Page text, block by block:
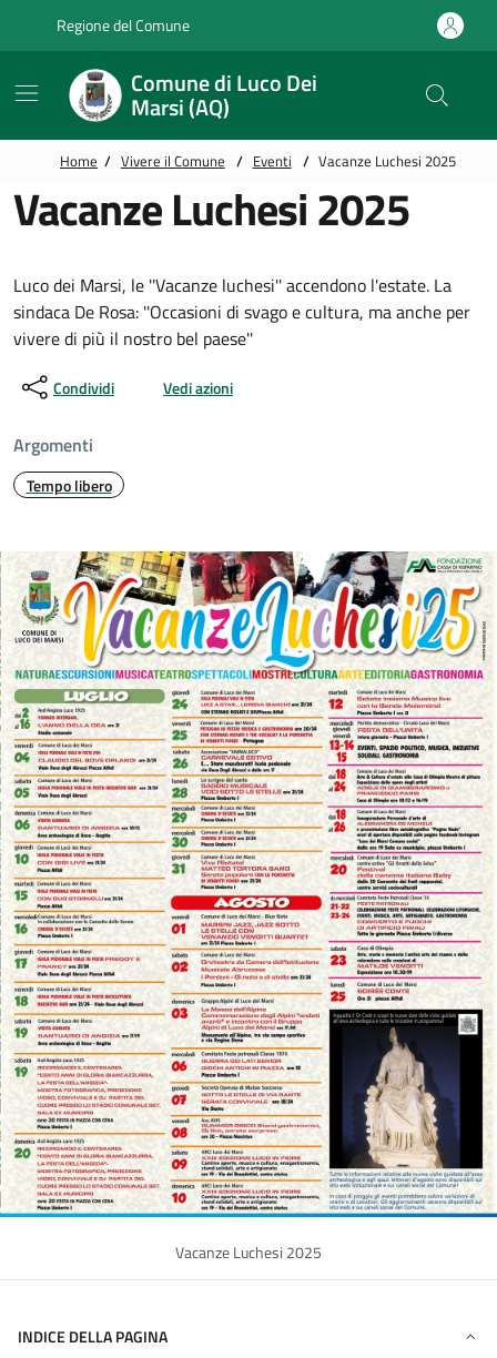
Regione del Comune
Comune di Luco Dei
Marsi (AQ)
Home / Vivere il Comune / Eventi / Vacanze Luchesi 2025
Vacanze Luchesi 2025
Luco dei Marsi, le ''Vacanze luchesi'' accendono l'estate. La
sindaca De Rosa: ''Occasioni di svago e cultura, ma anche per
vivere di più il nostro bel paese''
Condividi Vedi azioni
Argomenti
Tempo libero
Vacanze Luchesi 2025
INDICE DELLA PAGINA